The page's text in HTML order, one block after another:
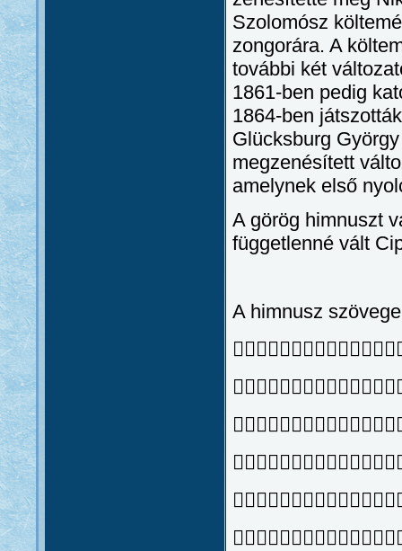
Szolomósz
zongorára. A
további két
1861-ben pedig
1864-ben
Glücksburg
megzenésített
amelynek első
A görög himnuszt
függetlenné vált
A himnusz